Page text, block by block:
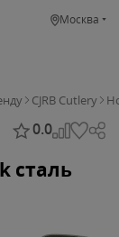
Москва
CJRB Cutlery
0.0
сталь